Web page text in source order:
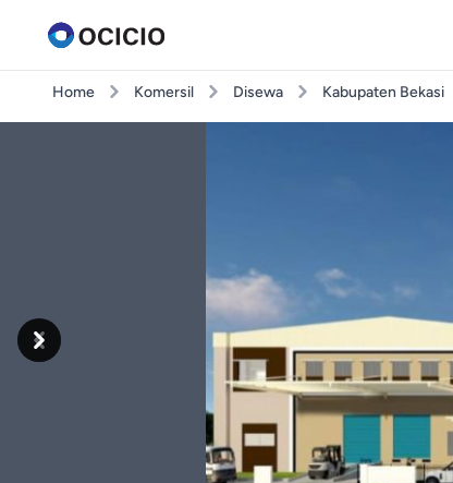
Home Komersil Disewa Kabupaten Bekasi
Previous
Next